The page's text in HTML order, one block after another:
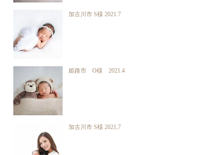
加古川市 S様 2021.7
姫路市 O様 2021.4
加古川市 S様 2021,7